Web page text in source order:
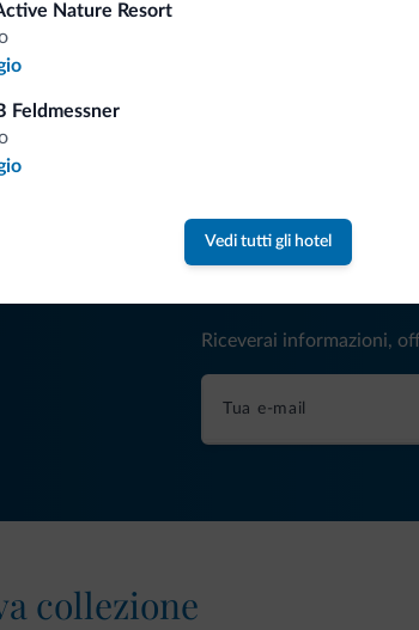
Nature Resort
Feldmessner
Vedi tutti gli hotel
Tariffe vantaggiose
Consigli
Riceverai informazioni,
collezione